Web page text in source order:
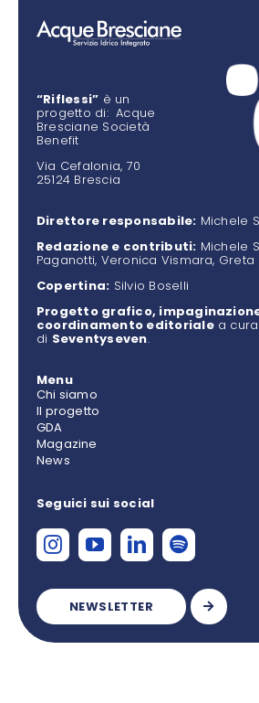
“Riflessi” è un
progetto di: Acque
Bresciane Società
Benefit
Via Cefalonia, 70
25124 Brescia
Direttore responsabile: Michele
Redazione e contributi: Michele
Paganotti, Veronica Vismara, Greta
Copertina: Silvio Boselli
Progetto grafico,
coordinamento editorialea cura
di Seventyseven.
Menu
Chi siamo
Il progetto
GDA
Magazine
News
Seguici sui social
NEWSLETTER